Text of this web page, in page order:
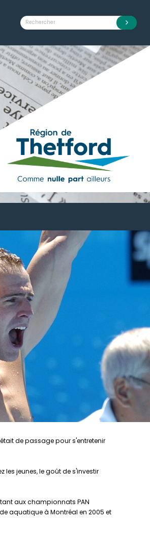
de passage pour s'entretenir
les jeunes, le goût de s'investir
aux championnats PAN
aquatique à Montréal en 2005 et